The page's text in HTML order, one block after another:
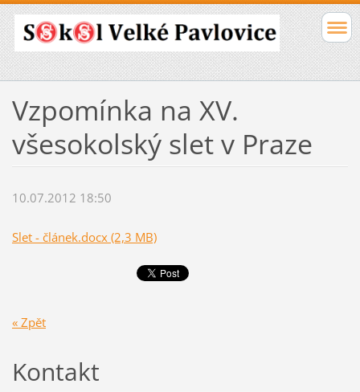
Vzpomínka na XV.
všesokolský slet v Praze
10.07.2012 18:50
Slet - článek.docx (2,3 MB)
« Zpět
Kontakt